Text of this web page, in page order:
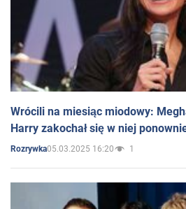
Wrócili na miesiąc miodowy:
Harry zakochał się w niej
Rozrywka05.03.2025 16:20 1